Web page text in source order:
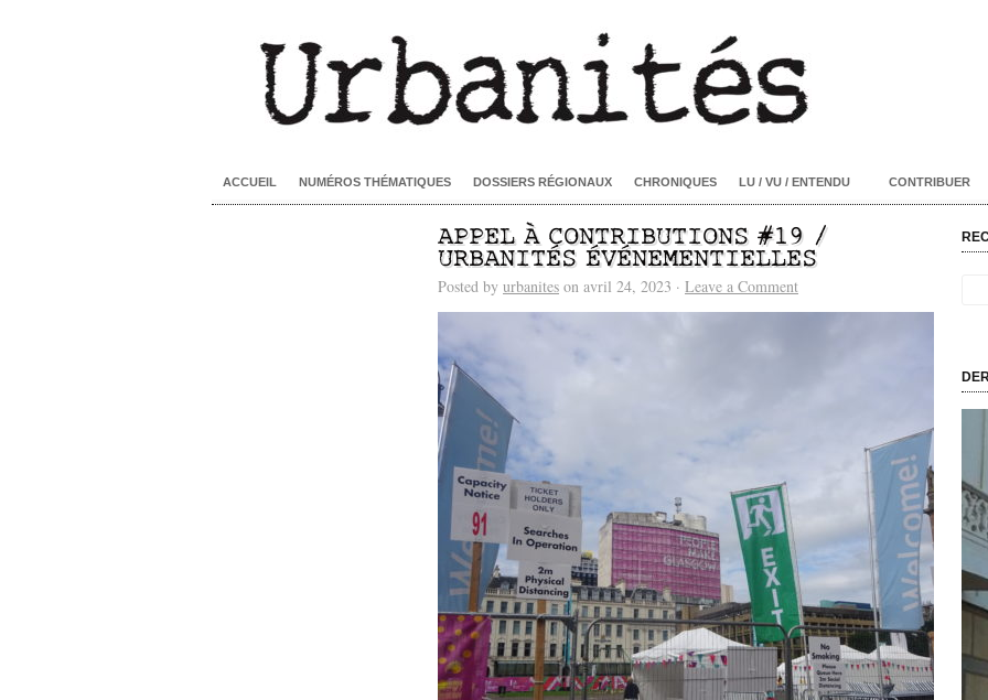
ACCUEIL NUMÉROS THÉMATIQUES DOSSIERS RÉGIONAUX CHRONIQUES LU / VU / ENTENDU CONTRIBUER
APPEL À CONTRIBUTIONS #19 /
URBANITÉS ÉVÉNEMENTIELLES
Posted by urbanites on avril 24, 2023 · Leave a Comment